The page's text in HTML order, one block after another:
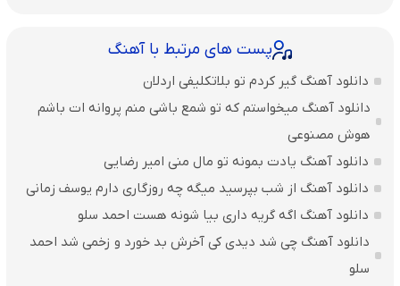
پست های مرتبط با آهنگ
دانلود آهنگ گیر کردم تو بلاتکلیفی اردلان
دانلود آهنگ میخواستم که تو شمع باشی منم پروانه ات باشم
هوش مصنوعی
دانلود آهنگ یادت بمونه تو مال منی امیر رضایی
دانلود آهنگ از شب بپرسید میگه چه روزگاری دارم یوسف زمانی
دانلود آهنگ اگه گریه داری بیا شونه هست احمد سلو
دانلود آهنگ چی شد دیدی کی آخرش بد خورد و زخمی شد احمد
سلو